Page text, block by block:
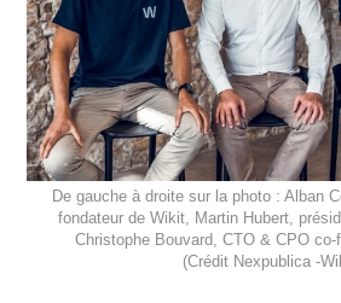
De gauche à droite sur la photo : Alban
fondateur de Wikit, Martin Hubert,
Christophe Bouvard, CTO & CPO
(Crédit Nexpublica -